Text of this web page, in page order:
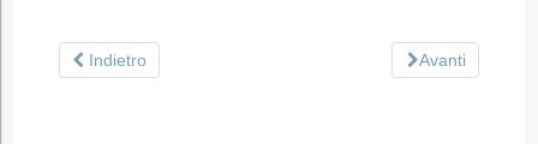
Indietro Avanti